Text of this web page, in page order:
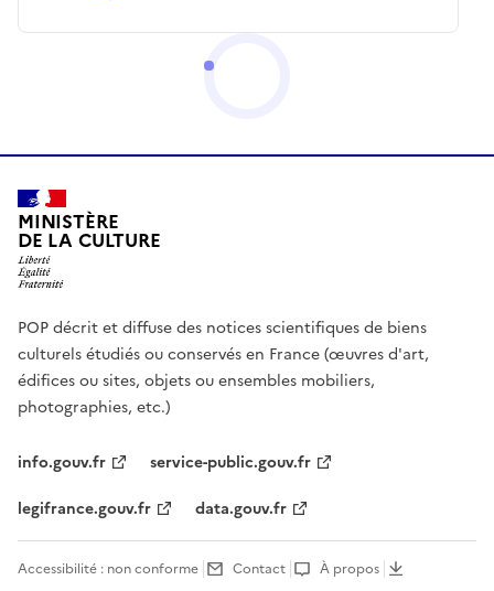
MINISTÈRE
DE LA CULTURE
POP décrit et diffuse des notices scientifiques de biens
culturels étudiés ou conservés en France (œuvres d'art,
édifices ou sites, objets ou ensembles mobiliers,
photographies, etc.)
info.gouv.fr
service-public.gouv.fr
legifrance.gouv.fr
data.gouv.fr
Accessibilité : non conforme Contact À propos